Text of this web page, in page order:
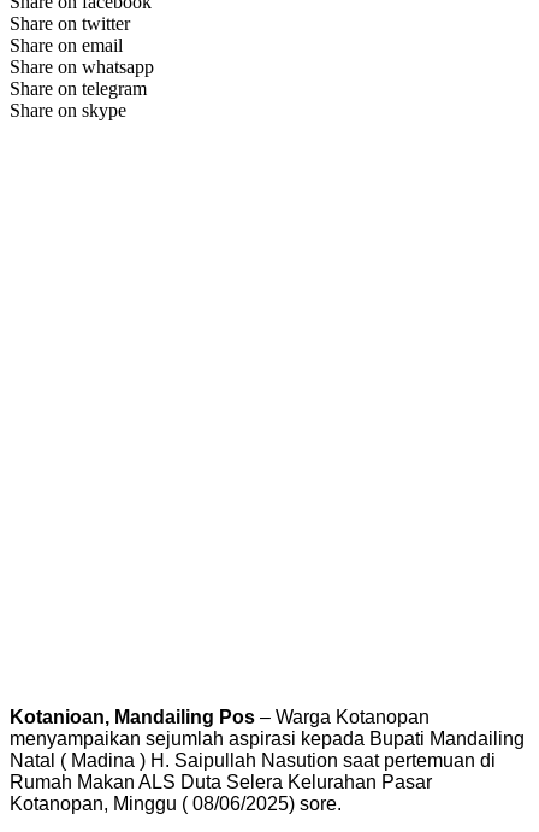
Share on twitter
Share on email
Share on whatsapp
Share on telegram
Share on skype
Kotanioan, Mandailing Pos – Warga Kotanopan
menyampaikan sejumlah aspirasi kepada Bupati Mandailing
Natal ( Madina ) H. Saipullah Nasution saat pertemuan di
Rumah Makan ALS Duta Selera Kelurahan Pasar
Kotanopan, Minggu ( 08/06/2025) sore.